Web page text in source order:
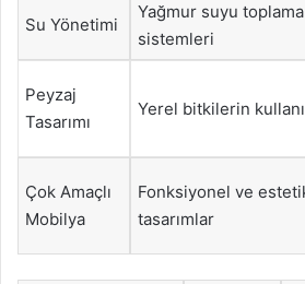
Su Yönetimi
Yağmur suyu toplama
sistemleri
Peyzaj
Tasarımı
Yerel bitkilerin
Çok Amaçlı
Mobilya
Fonksiyonel ve
tasarımlar